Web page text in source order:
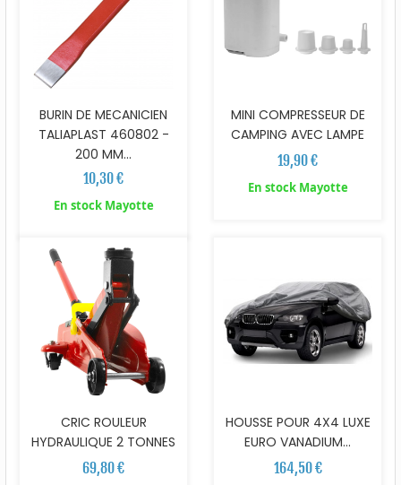
BURIN DE MECANICIEN
TALIAPLAST 460802 -
200 MM...
10,30 €
En stock Mayotte
MINI COMPRESSEUR DE
CAMPING AVEC LAMPE
19,90 €
En stock Mayotte
CRIC ROULEUR
HYDRAULIQUE 2 TONNES
69,80 €
HOUSSE POUR 4X4 LUXE
EURO VANADIUM...
164,50 €